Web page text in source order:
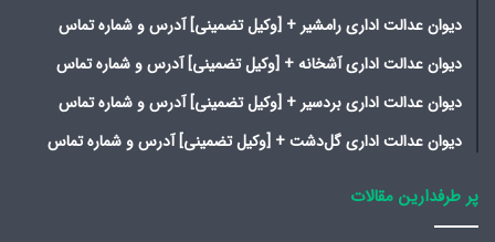
دیوان عدالت اداری رامشیر + [وکیل تضمینی] آدرس و شماره تماس
دیوان عدالت اداری آشخانه + [وکیل تضمینی] آدرس و شماره تماس
دیوان عدالت اداری بردسیر + [وکیل تضمینی] آدرس و شماره تماس
دیوان عدالت اداری گل‌دشت + [وکیل تضمینی] آدرس و شماره تماس
پر طرفدارین مقالات